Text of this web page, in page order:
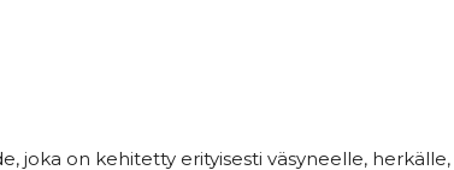
joka on kehitetty erityisesti väsyneelle, herkälle,